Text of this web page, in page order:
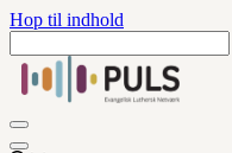
Hop til indhold